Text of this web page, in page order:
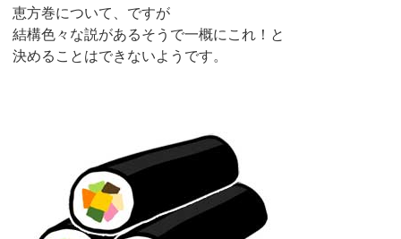
恵方巻について、ですが
結構色々な説があるそうで一概にこれ！と
決めることはできないようです。